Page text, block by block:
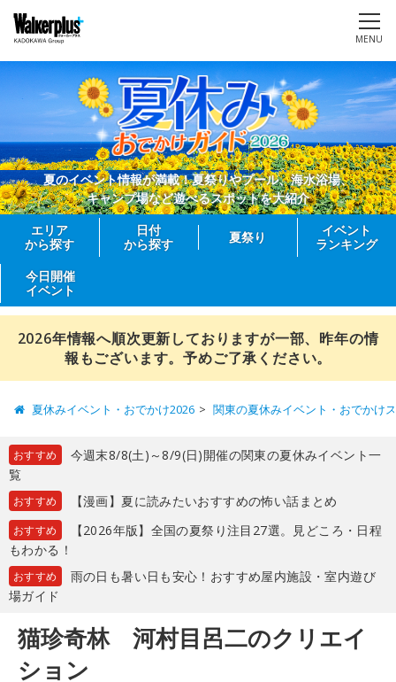
MENU
夏のイベント情報が満載！夏祭りやプール、海水浴場、
キャンプ場など遊べるスポットを大紹介
エリア
から探す
日付
から探す
夏祭り
イベント
ランキング
今日開催
イベント
2026年情報へ順次更新しておりますが一部、昨年の情
報もございます。予めご了承ください。
夏休みイベント・おでかけ2026 関東の夏休みイベント・おでかけ
おすすめ
今週末8/8(土)～8/9(日)開催の関東の夏休みイベント一
覧
おすすめ 【漫画】夏に読みたいおすすめの怖い話まとめ
おすすめ
【2026年版】全国の夏祭り注目27選。見どころ・日程
もわかる！
おすすめ
雨の日も暑い日も安心！おすすめ屋内施設・室内遊び
場ガイド
猫珍奇林 河村目呂二のクリエイ
ション